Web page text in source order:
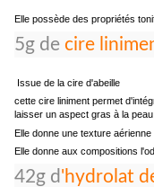
Elle possède des propriétés
5g de cire
Issue de la cire d'abeille
cette cire liniment permet
laisser un aspect gras à la
Elle donne une texture aérienne
Elle donne aux compositions
42g d'hydrolat